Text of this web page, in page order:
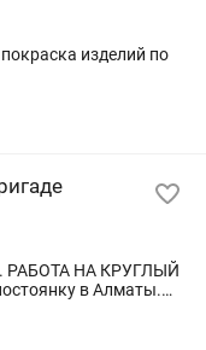
изделий по
НА КРУГЛЫЙ
Наливной пол: 600